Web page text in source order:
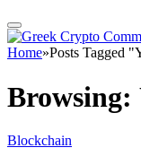
Home»Posts Tagged
Browsing:
Blockchain